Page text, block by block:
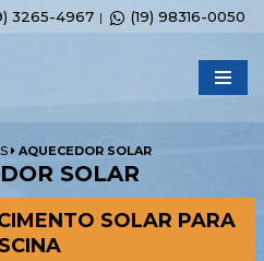
3265-4967 | (19) 98316-0050
AQUECEDOR SOLAR
SOLAR
SOLAR PARA